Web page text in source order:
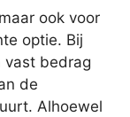
ook voor
optie. Bij
vast bedrag
de
Alhoewel